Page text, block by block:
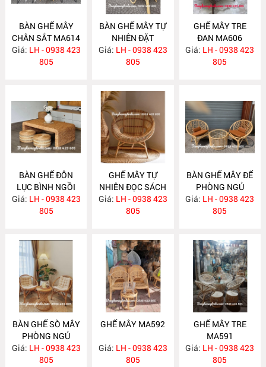
BÀN GHẾ MÂY
CHÂN SẮT MA614
Giá: LH - 0938 423
805
BÀN GHẾ MÂY TỰ
NHIÊN ĐẶT
PHÒNG NGỦ
MA613
Giá: LH - 0938 423
805
GHẾ MÂY TRE
ĐAN MA606
Giá: LH - 0938 423
805
BÀN GHẾ ĐÔN
LỤC BÌNH NGỒI
TRÀ ĐẠO MA605
Giá: LH - 0938 423
805
GHẾ MÂY TỰ
NHIÊN ĐỌC SÁCH
MA595
Giá: LH - 0938 423
805
BÀN GHẾ MÂY ĐỂ
PHÒNG NGỦ
MA594
Giá: LH - 0938 423
805
BÀN GHẾ SÒ MÂY
PHÒNG NGỦ
MA593
Giá: LH - 0938 423
805
GHẾ MÂY MA592
Giá: LH - 0938 423
805
GHẾ MÂY TRE
MA591
Giá: LH - 0938 423
805